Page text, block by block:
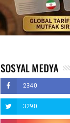
SOSYAL MEDYA
2340
3290